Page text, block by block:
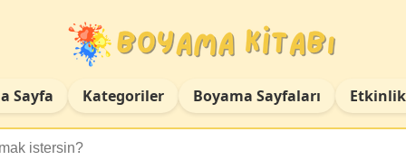
Sayfa Kategoriler Boyama Sayfaları